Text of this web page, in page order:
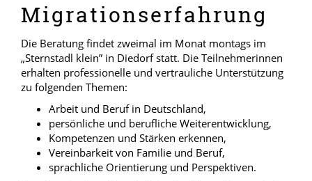
Migrationserfahrung
Die Beratung findet zweimal im Monat montags im
„Sternstadl klein” in Diedorf statt. Die Teilnehmerinnen
erhalten professionelle und vertrauliche Unterstützung
zu folgenden Themen:
Arbeit und Beruf in Deutschland,
persönliche und berufliche Weiterentwicklung,
Kompetenzen und Stärken erkennen,
Vereinbarkeit von Familie und Beruf,
sprachliche Orientierung und Perspektiven.